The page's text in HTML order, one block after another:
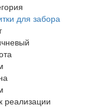
для забора
реализации